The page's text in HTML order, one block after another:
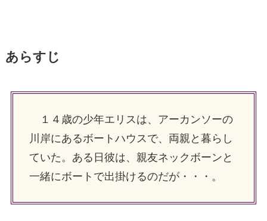
あらすじ
１４歳の少年エリスは、アーカンソーの
川岸にあるボートハウスで、両親と暮らし
ていた。ある日彼は、親友ネックボーンと
一緒にボートで出掛けるのだが・・・。